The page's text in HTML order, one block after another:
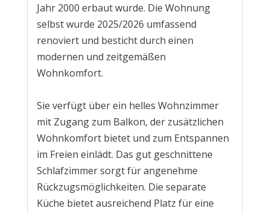
Jahr 2000 erbaut wurde. Die Wohnung
selbst wurde 2025/2026 umfassend
renoviert und besticht durch einen
modernen und zeitgemäßen
Wohnkomfort.
Sie verfügt über ein helles Wohnzimmer
mit Zugang zum Balkon, der zusätzlichen
Wohnkomfort bietet und zum Entspannen
im Freien einlädt. Das gut geschnittene
Schlafzimmer sorgt für angenehme
Rückzugsmöglichkeiten. Die separate
Küche bietet ausreichend Platz für eine